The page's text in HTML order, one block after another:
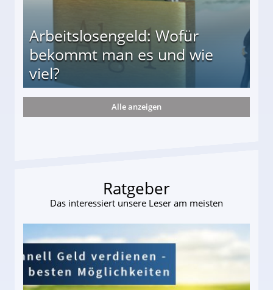
Arbeitslosengeld: Wofür
bekommt man es und wie
viel?
und wie viel?
Alle anzeigen
Ratgeber
Das interessiert unsere Leser am meisten